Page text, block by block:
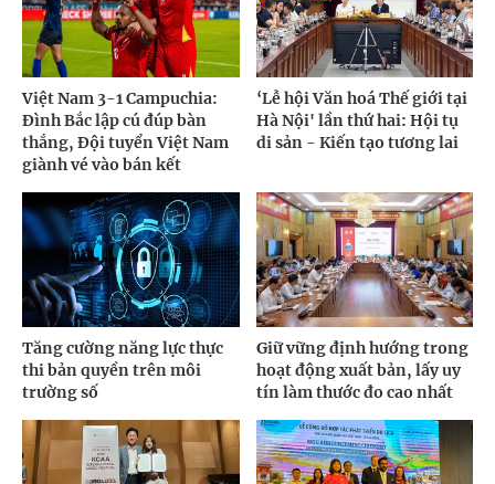
Việt Nam 3-1 Campuchia:
Đình Bắc lập cú đúp bàn
thắng, Đội tuyển Việt Nam
giành vé vào bán kết
‘Lễ hội Văn hoá Thế giới tại
Hà Nội' lần thứ hai: Hội tụ
di sản - Kiến tạo tương lai
Tăng cường năng lực thực
thi bản quyền trên môi
trường số
Giữ vững định hướng trong
hoạt động xuất bản, lấy uy
tín làm thước đo cao nhất